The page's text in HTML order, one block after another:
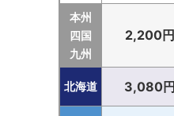
本州
四国
九州
2,200円
北海道 3,080円